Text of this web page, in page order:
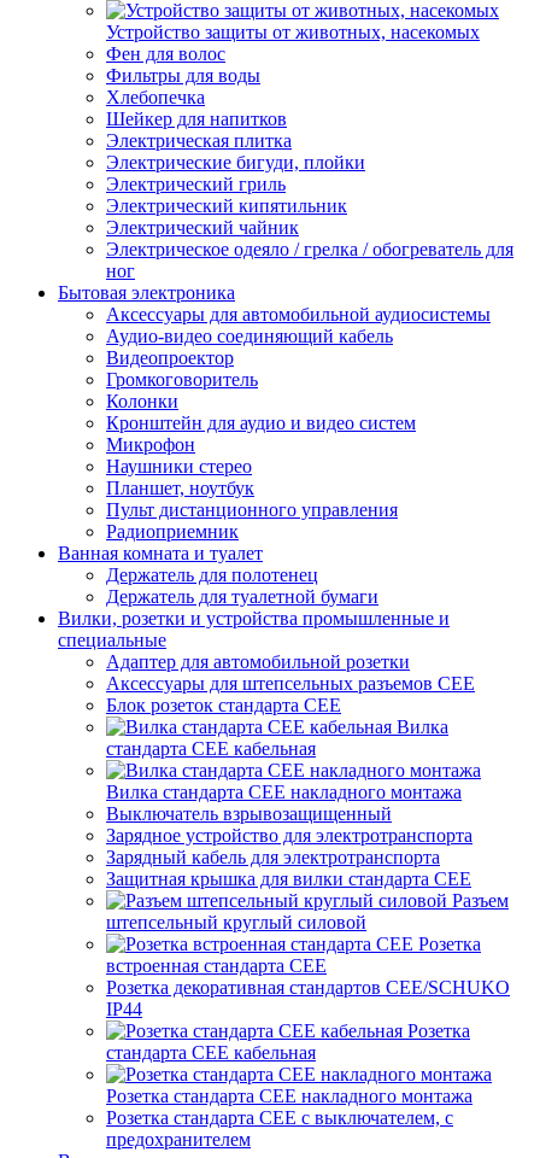
Устройство защиты от животных, насекомых
Фен для волос
Фильтры для воды
Хлебопечка
Шейкер для напитков
Электрическая плитка
Электрические бигуди, плойки
Электрический гриль
Электрический кипятильник
Электрический чайник
Электрическое одеяло / грелка / обогреватель для
ног
Бытовая электроника
Аксессуары для автомобильной аудиосистемы
Аудио-видео соединяющий кабель
Видеопроектор
Громкоговоритель
Колонки
Кронштейн для аудио и видео систем
Микрофон
Наушники стерео
Планшет, ноутбук
Пульт дистанционного управления
Радиоприемник
Ванная комната и туалет
Держатель для полотенец
Держатель для туалетной бумаги
Вилки, розетки и устройства промышленные и
специальные
Адаптер для автомобильной розетки
Аксессуары для штепсельных разъемов CEE
Блок розеток стандарта CEE
Вилка
стандарта CEE кабельная
Вилка стандарта CEE накладного монтажа
Выключатель взрывозащищенный
Зарядное устройство для электротранспорта
Зарядный кабель для электротранспорта
Защитная крышка для вилки стандарта CEE
Разъем
штепсельный круглый силовой
Розетка
встроенная стандарта CEE
Розетка декоративная стандартов CEE/SCHUKO
IP44
Розетка
стандарта СЕЕ кабельная
Розетка стандарта СЕЕ накладного монтажа
Розетка стандарта СЕЕ с выключателем, с
предохранителем